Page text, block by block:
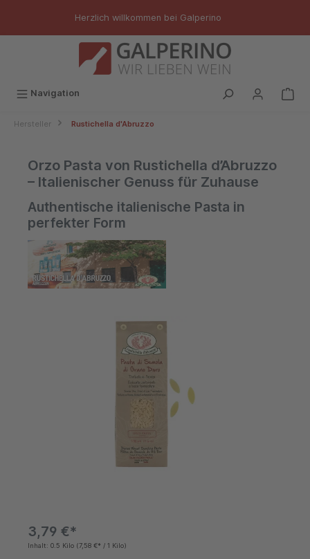
Herzlich willkommen bei Galperino
Navigation
Hersteller Rustichella d'Abruzzo
Orzo Pasta von Rustichella d’Abruzzo
– Italienischer Genuss für Zuhause
Authentische italienische Pasta in
perfekter Form
3,79 €*
Inhalt: 0.5 Kilo (7,58 €* / 1 Kilo)